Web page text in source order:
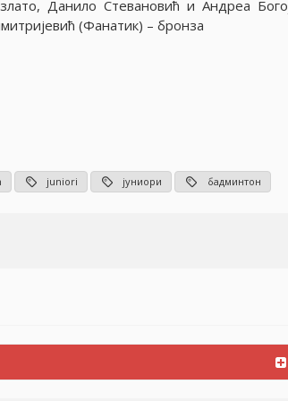
Данило Стевановић и Андреа
(Фанатик) – бронза
juniori јуниори бадминтон